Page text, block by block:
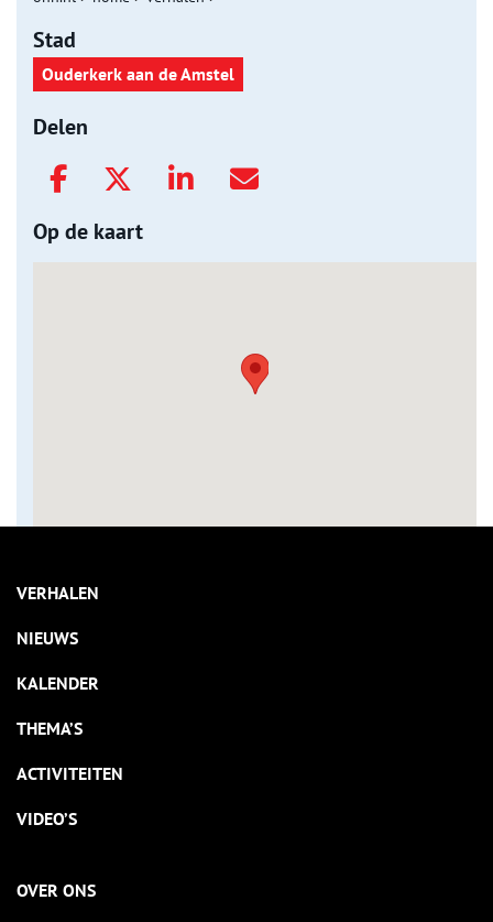
Stad
Ouderkerk aan de Amstel
Delen
Op de kaart
VERHALEN
NIEUWS
KALENDER
THEMA’S
ACTIVITEITEN
VIDEO’S
OVER ONS